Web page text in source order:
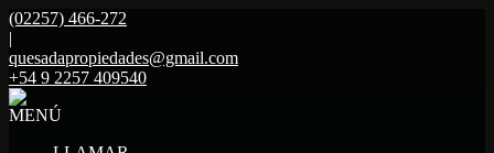
(02257) 466-272
|
quesadapropiedades@gmail.com
+54 9 2257 409540
MENÚ